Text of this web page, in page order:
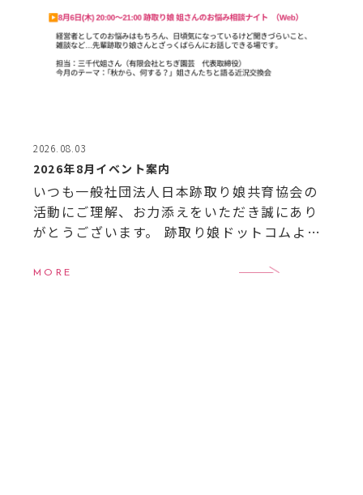
2026.08.03
2026年8月イベント案内
いつも一般社団法人日本跡取り娘共育協会の
活動にご理解、お力添えをいただき誠にあり
がとうございます。 跡取り娘ドットコムより8
内】
8月6日（木）20:00〜21:00 跡取 […]
MORE